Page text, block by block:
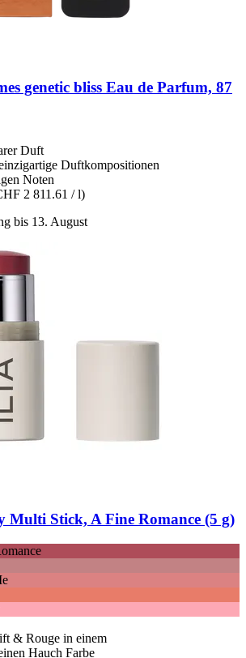
genetic bliss Eau de Parfum, 87
Duft
Duftkompositionen
Noten
2 811.61 / l)
bis 13. August
Multi Stick, A Fine Romance (5 g)
& Rouge in einem
Hauch Farbe